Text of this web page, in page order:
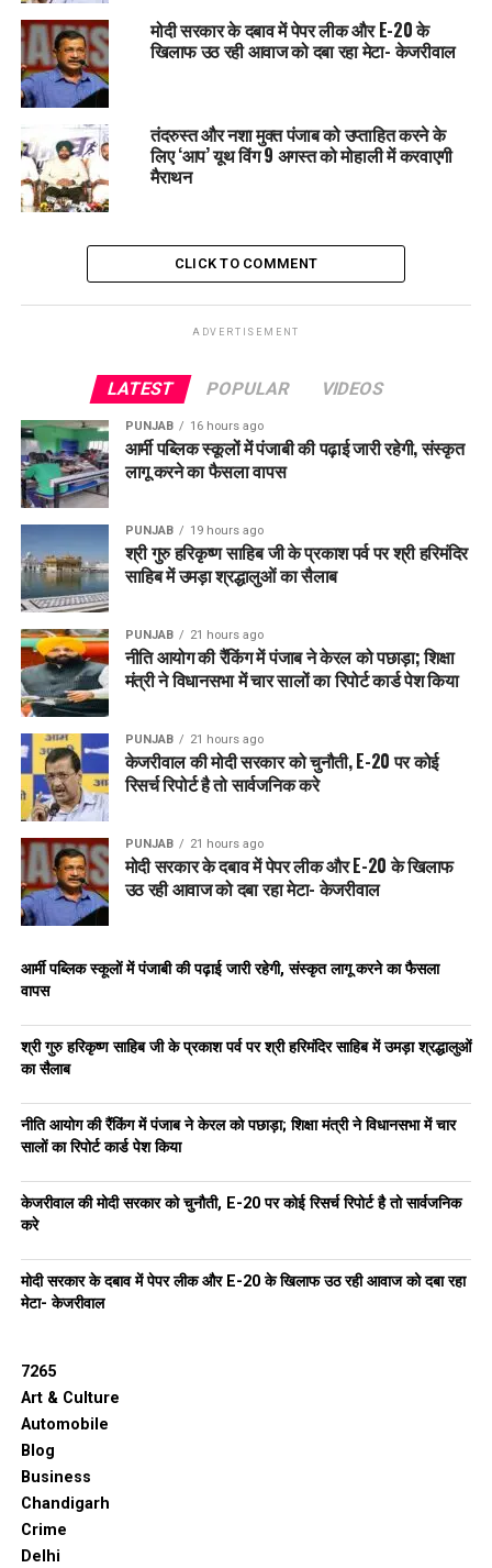
डाटा आ रहा है। यह डाटा डिप्टी कमिश्नर के पास आ रहा है। वह खुद भी
अब उन लोगों से बातचीत कर सारे सिस्टम के बारे में फीडबैक लेंगे। जहां पर
भी खामी आएगी, उसे सुधारा जाएगा। अगर भ्रष्टाचार का पता चलता है, तो
उन पर कार्रवाई होगी।
RELATED TOPICS: LATEST NEWS PUNJAB
UP NEXT
पटियाला में ‘सरकार तुम्हारे द्वार’ कार्यक्रम: CM भगवंत मान बोले –
नहरी पानी का 96% उपयोग कर भूजल बचा रहे किसान।
DON'T MISS
CM मान की निगरानी में विजिलेंस की बड़ी कार्रवाई: रिश्वतखोरी के
आरोप में फाजिल्का के चार पुलिसकर्मी गिरफ्तार।
मोदी सरकार के दबाव में पेपर लीक और E-20 के
खिलाफ उठ रही आवाज को दबा रहा मेटा- केजरीवाल
तंदरुस्त और नशा मुक्त पंजाब को उप्ताहित करने के
लिए ‘आप’ यूथ विंग 9 अगस्त को मोहाली में करवाएगी
मैराथन
CLICK TO COMMENT
ADVERTISEMENT
LATEST POPULAR VIDEOS
PUNJAB 16 hours ago
आर्मी पब्लिक स्कूलों में पंजाबी की पढ़ाई जारी रहेगी, संस्कृत
लागू करने का फैसला वापस
PUNJAB 19 hours ago
श्री गुरु हरिकृष्ण साहिब जी के प्रकाश पर्व पर श्री हरिमंदिर
साहिब में उमड़ा श्रद्धालुओं का सैलाब
PUNJAB 21 hours ago
नीति आयोग की रैंकिंग में पंजाब ने केरल को पछाड़ा; शिक्षा
मंत्री ने विधानसभा में चार सालों का रिपोर्ट कार्ड पेश किया
PUNJAB 21 hours ago
केजरीवाल की मोदी सरकार को चुनौती, E-20 पर कोई
रिसर्च रिपोर्ट है तो सार्वजनिक करे
PUNJAB 21 hours ago
मोदी सरकार के दबाव में पेपर लीक और E-20 के खिलाफ
उठ रही आवाज को दबा रहा मेटा- केजरीवाल
आर्मी पब्लिक स्कूलों में पंजाबी की पढ़ाई जारी रहेगी, संस्कृत लागू करने का फैसला
वापस
श्री गुरु हरिकृष्ण साहिब जी के प्रकाश पर्व पर श्री हरिमंदिर साहिब में उमड़ा श्रद्धालुओं
का सैलाब
नीति आयोग की रैंकिंग में पंजाब ने केरल को पछाड़ा; शिक्षा मंत्री ने विधानसभा में चार
सालों का रिपोर्ट कार्ड पेश किया
केजरीवाल की मोदी सरकार को चुनौती, E-20 पर कोई रिसर्च रिपोर्ट है तो सार्वजनिक
करे
मोदी सरकार के दबाव में पेपर लीक और E-20 के खिलाफ उठ रही आवाज को दबा रहा
मेटा- केजरीवाल
7265
Art & Culture
Automobile
Blog
Business
Chandigarh
Crime
Delhi